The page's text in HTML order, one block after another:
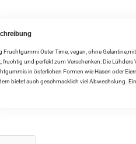
Fruchtgummi Oster Time, vegan, ohne
fruchtig und perfekt zum Verschenken: Die
in österlichen Formen wie Hasen oder
bietet auch geschmacklich viel Abwechslung.